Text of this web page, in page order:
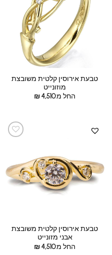
טבעת אירוסין קלטית משובצת
מוזונייט
החל מ:
₪4,510
טבעת אירוסין קלטית משובצת
אבני מזונייט
החל מ:
₪4,510